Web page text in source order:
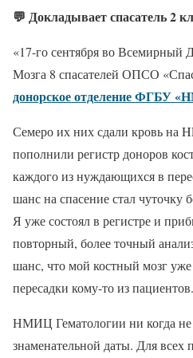
💬 Докладывает спасатель 2
«17-го сентября во Всемирный
Мозга 8 спасателей ОПСО
донорское отделение ФГБУ
Семеро их них сдали кровь на
пополнили регистр доноров
каждого из нуждающихся в
шанс на спасение стал чуточку
Я уже состоял в регистре и
повторный, более точный
шанс, что мой костный мозг
пересадки кому-то из пациентов.
НМИЦ Гематологии ни когда
знаменательной даты. Для всех